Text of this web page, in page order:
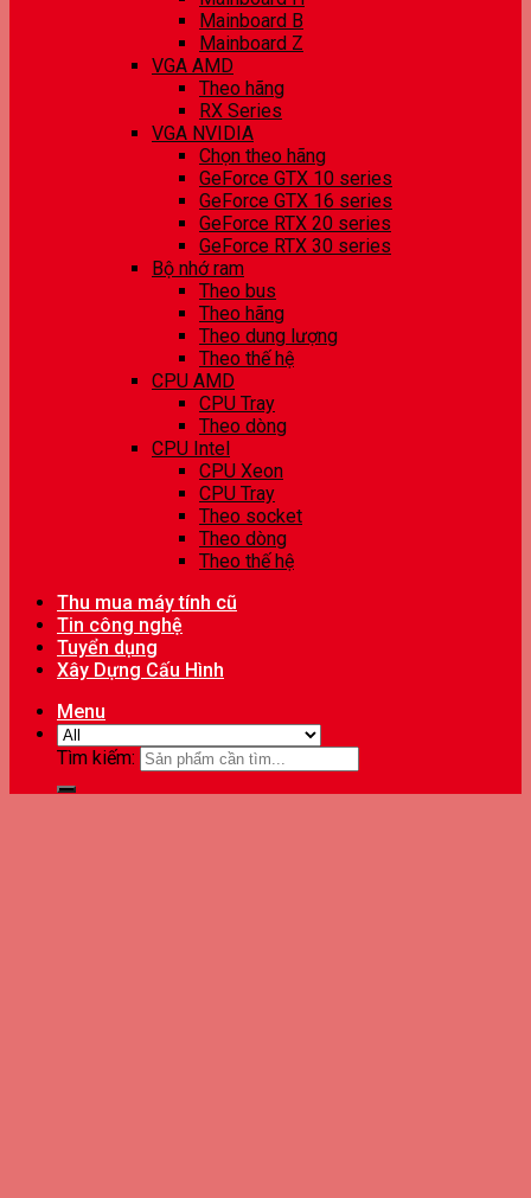
Mainboard B
Mainboard Z
VGA AMD
Theo hãng
RX Series
VGA NVIDIA
Chọn theo hãng
GeForce GTX 10 series
GeForce GTX 16 series
GeForce RTX 20 series
GeForce RTX 30 series
Bộ nhớ ram
Theo bus
Theo hãng
Theo dung lượng
Theo thế hệ
CPU AMD
CPU Tray
Theo dòng
CPU Intel
CPU Xeon
CPU Tray
Theo socket
Theo dòng
Theo thế hệ
Thu mua máy tính cũ
Tin công nghệ
Tuyển dụng
Xây Dựng Cấu Hình
Menu
Tìm kiếm: